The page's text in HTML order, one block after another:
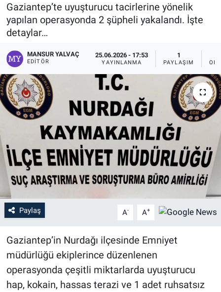
Gaziantep’te uyuşturucu tacirlerine yönelik
yapılan operasyonda 2 şüpheli yakalandı. İşte
detaylar…
MANSUR YALVAÇ
EDITÖR
25.06.2026 - 17:53
YAYINLANMA
1
PAYLAŞIM
Paylaş A- A+
Gaziantep’in Nurdağı ilçesinde Emniyet
müdürlüğü ekiplerince düzenlenen
operasyonda çeşitli miktarlarda uyuşturucu
hap, kokain, hassas terazi ve 1 adet ruhsatsız